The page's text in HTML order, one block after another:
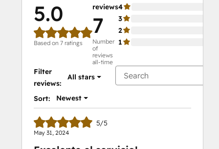
5.0
Based on 7 ratings
reviews
7
Number
of
reviews
all-time
4
3
2
1
Filter
reviews:
All stars
Sort: Newest
5/5
May 31, 2024